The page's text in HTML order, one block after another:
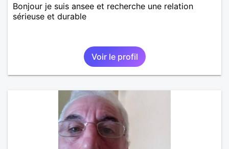
Bonjour je suis ansee et recherche une relation
sérieuse et durable
Voir le profil